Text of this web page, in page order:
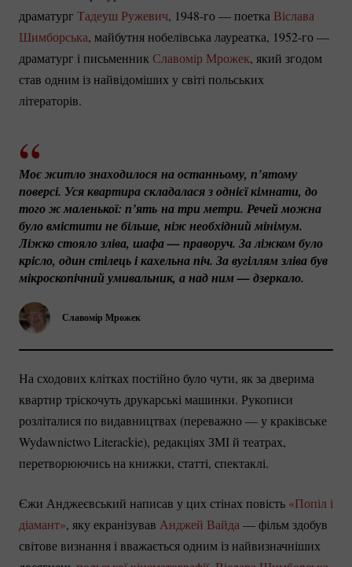
драматург Тадеуш Ружевич, 1948-го— поетка Віслава
Шимборська, майбутня нобелівська лауреатка, 1952-го—
драматург і письменник Славомір Мрожек, який згодом
став одним із найвідоміших у світі польських
літераторів.
Славомір Мрожек
Моє житло знаходилося на останньому, п’ятому
поверсі. Уся квартира складалася з однієї кімнати, до
того ж маленької: п’ять на три метри. Речей можна
було вмістити не більше, ніж необхідний мінімум.
Ліжко стояло зліва, шафа — праворуч. За ліжком було
крісло, один стілець і кахельна піч. За вугіллям зліва був
мікроскопічний умивальник, а над ним — дзеркало.
На сходових клітках постійно було чути, як за дверима
квартир тріскочуть друкарські машинки. Рукописи
розліталися по видавництвах (переважно — у краківське
Wydawnictwo Literackie), редакціях ЗМІ й театрах,
перетворюючись на книжки, статті, спектаклі.
Єжи Анджеєвський написав у цих стінах повість «Попіл і
діамант», яку екранізував Анджей Вайда— фільм здобув
світове визнання і вважається одним із найвизначніших